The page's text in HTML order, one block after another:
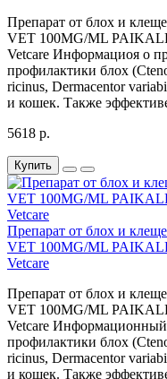
Препарат от блох и
VET 100MG/ML
Vetcare Информациоя о
профилактики блох
ricinus, Dermacentor
и кошек. Также
5618 р.
Купить
Препарат от блох и
VET 100MG/ML
Vetcare
Препарат от блох и
VET 100MG/ML
Vetcare Информационный
профилактики блох
ricinus, Dermacentor
и кошек. Также